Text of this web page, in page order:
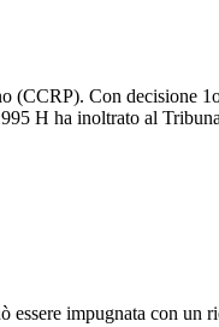
(CCRP). Con decisione
H ha inoltrato al
impugnata con un